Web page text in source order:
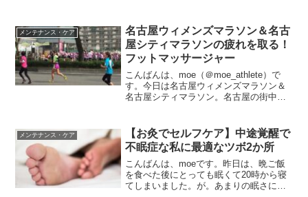
⇒『ベタッー開脚本』最強4週間プログラ
ムをやって...
メンテナンス・ケア
名古屋ウィメンズマラソン＆名古
屋シティマラソンの疲れを取る！
フットマッサージャー
こんばんは、moe（＠moe_athlete）で
す。今日は名古屋ウィメンズマラソン＆
名古屋シティマラソン。名古屋の街中を
私。153gという軽量のNewtonのMV3...
メンテナンス・ケア
【お灸でセルフケア】中途覚醒で
不眠症な私に最適なツボ2か所
こんばんは、moeです。昨日は、晩ご飯
を食べた後にとっても眠くて20時から寝
てしまいました。が。あまりの眠さに夜